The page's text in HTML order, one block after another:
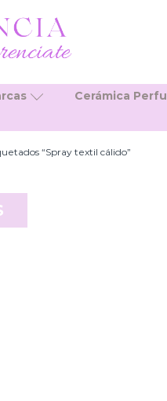
Cerámica
“Spray textil cálido”